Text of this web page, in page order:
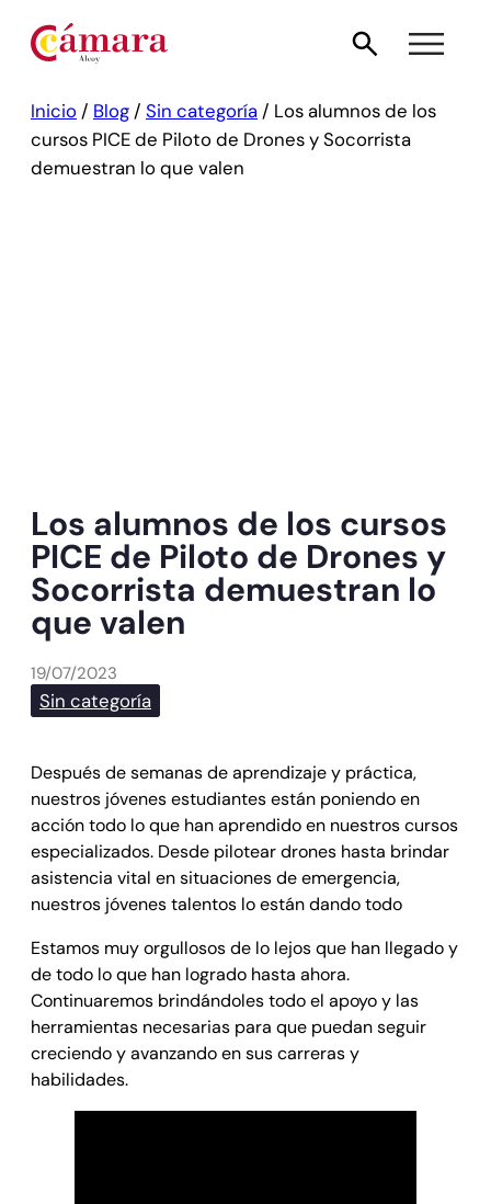
Inicio / Blog / Sin categoría / Los alumnos de los
cursos PICE de Piloto de Drones y Socorrista
demuestran lo que valen
Los alumnos de los cursos
PICE de Piloto de Drones y
Socorrista demuestran lo
que valen
19/07/2023
Sin categoría
Después de semanas de aprendizaje y práctica,
nuestros jóvenes estudiantes están poniendo en
acción todo lo que han aprendido en nuestros cursos
especializados. Desde pilotear drones hasta brindar
asistencia vital en situaciones de emergencia,
nuestros jóvenes talentos lo están dando todo
Estamos muy orgullosos de lo lejos que han llegado y
de todo lo que han logrado hasta ahora.
Continuaremos brindándoles todo el apoyo y las
herramientas necesarias para que puedan seguir
creciendo y avanzando en sus carreras y
habilidades.